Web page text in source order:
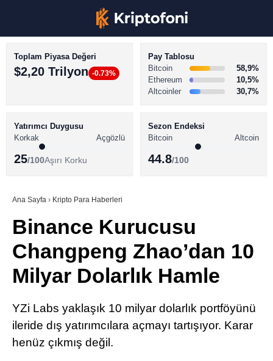
Youtube
TikTok
LinkedIn
BİTCOİN HABERLERİ
ALTCOİN HABERLERİ
SÖZLÜK
Toplam Piyasa Değeri
$2,20 Trilyon -0.73%
Pay Tablosu
Bitcoin
58,9%
Ethereum
10,5%
Altcoinler
30,7%
Yatırımcı Duygusu
Korkak
Açgözlü
25/100Aşırı Korku
Sezon Endeksi
Bitcoin
Altcoin
44.8/100
Ana Sayfa › Kripto Para Haberleri
Binance Kurucusu
Changpeng Zhao’dan 10
Milyar Dolarlık Hamle
YZi Labs yaklaşık 10 milyar dolarlık portföyünü
ileride dış yatırımcılara açmayı tartışıyor. Karar
henüz çıkmış değil.